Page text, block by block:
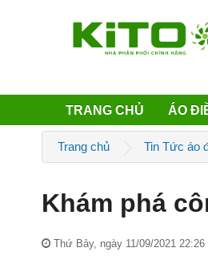
TRANG CHỦ ÁO
Trang chủ Tin Tức áo
Khám phá
Thứ Bảy, ngày 11/09/2021 22:26